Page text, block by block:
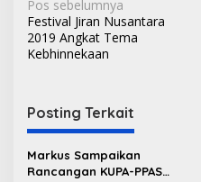
N
a
v
g
a
s
Pos sebelumnya
Festival Jiran Nusantara
2019 Angkat Tema
Kebhinnekaan
Posting Terkait
Markus Sampaikan
Rancangan KUPA-PPAS